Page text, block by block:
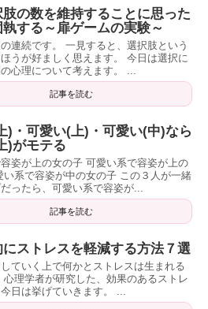
肢の数を維持することに思った
する～扉ゲームの実験～
連続です。 一見すると、選択肢という
うが好ましく思えます。 今日は選択に
心理について考えます。 ...
記事を読む
)・可愛い(上)・可愛い(中)なら
)がモテる
姿が上の女の子 可愛い系で容姿が上の
い系で容姿が中の女の子 この３人が一緒
ったら、可愛い系で容姿が...
記事を読む
ストレスを軽減する方法７選
ていく上で何かとストレスは生まれる
心理学者が研究した、効果のあるストレ
日は挙げていきます。 ...